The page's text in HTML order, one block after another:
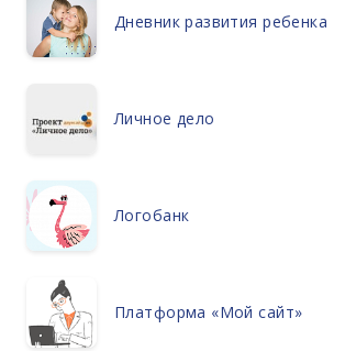
Дневник развития ребенка
Личное дело
Логобанк
Платформа «Мой сайт»